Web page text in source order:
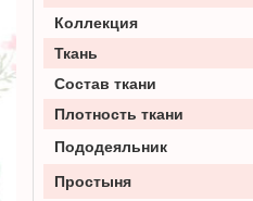
Коллекция
Ткань
Состав ткани
Плотность ткани
Пододеяльник
Простыня